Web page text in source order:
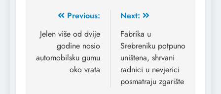
Previous:
Jelen više od dvije
godine nosio
automobilsku gumu
oko vrata
Next:
Fabrika u
Srebreniku potpuno
uništena, shrvani
radnici u nevjerici
posmatraju zgarište